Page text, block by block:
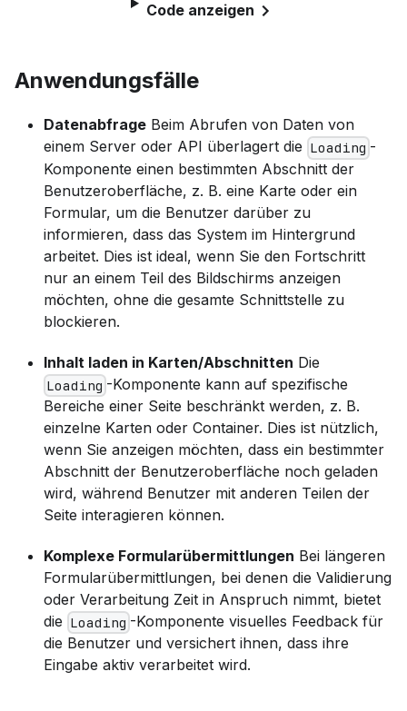
Code anzeigen
Anwendungsfälle
Datenabfrage Beim Abrufen von Daten von
einem Server oder API überlagert die Loading -
Komponente einen bestimmten Abschnitt der
Benutzeroberfläche, z. B. eine Karte oder ein
Formular, um die Benutzer darüber zu
informieren, dass das System im Hintergrund
arbeitet. Dies ist ideal, wenn Sie den Fortschritt
nur an einem Teil des Bildschirms anzeigen
möchten, ohne die gesamte Schnittstelle zu
blockieren.
Inhalt laden in Karten/Abschnitten Die
Loading -Komponente kann auf spezifische
Bereiche einer Seite beschränkt werden, z. B.
einzelne Karten oder Container. Dies ist nützlich,
wenn Sie anzeigen möchten, dass ein bestimmter
Abschnitt der Benutzeroberfläche noch geladen
wird, während Benutzer mit anderen Teilen der
Seite interagieren können.
Komplexe Formularübermittlungen Bei längeren
Formularübermittlungen, bei denen die Validierung
oder Verarbeitung Zeit in Anspruch nimmt, bietet
die Loading -Komponente visuelles Feedback für
die Benutzer und versichert ihnen, dass ihre
Eingabe aktiv verarbeitet wird.